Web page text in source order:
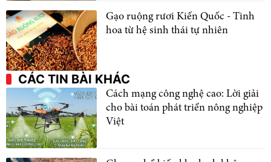
Gạo ruộng rươi Kiến Quốc - Tinh
hoa từ hệ sinh thái tự nhiên
CÁC TIN BÀI KHÁC
Cách mạng công nghệ cao: Lời giải
cho bài toán phát triển nông nghiệp
Việt